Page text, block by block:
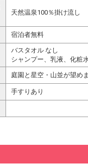
天然温泉100％掛け流し
宿泊者無料
バスタオル なし
シャンプー、乳液、化粧
庭園と星空・山並が望め
手すりあり